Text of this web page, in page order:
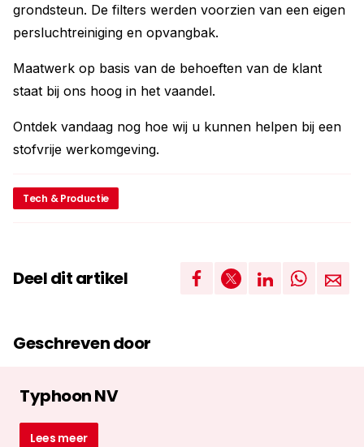
grondsteun. De filters werden voorzien van een eigen
persluchtreiniging en opvangbak.
Maatwerk op basis van de behoeften van de klant
staat bij ons hoog in het vaandel.
Ontdek vandaag nog hoe wij u kunnen helpen bij een
stofvrije werkomgeving.
Tech & Productie
Deel dit artikel
Geschreven door
Typhoon NV
Lees meer